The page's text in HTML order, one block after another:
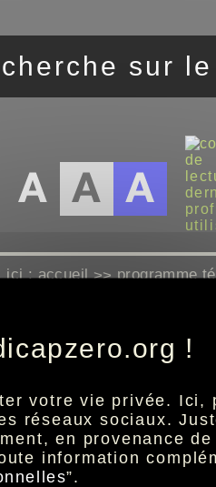
ici :accueil>>programme
!
votre vie privée. Ici,
réseaux sociaux.
en provenance
information
”.